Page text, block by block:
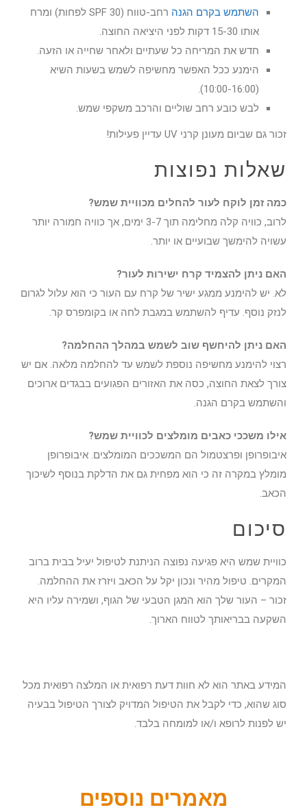
השתמש בקרם הגנה
רחב-טווח (SPF 30 לפחות) ומרח
אותו 15-30 דקות לפני היציאה החוצה.
חדש את המריחה כל שעתיים ולאחר שחייה או הזעה.
הימנע ככל האפשר מחשיפה לשמש בשעות השיא
לבש כובע רחב שוליים והרכב משקפי שמש.
זכור גם שביום מעונן קרני UV עדיין פעילות!
שאלות נפוצות
כמה זמן לוקח לעור להחלים מכוויית שמש?
לרוב, כוויה קלה מחלימה תוך 3-7 ימים, אך כוויה חמורה יותר
עשויה להימשך שבועיים או יותר.
האם ניתן להצמיד קרח ישירות לעור?
לא. יש להימנע ממגע ישיר של קרח עם העור כי הוא עלול לגרום
לנזק נוסף. עדיף להשתמש במגבת לחה או בקומפרס קר.
האם ניתן להיחשף שוב לשמש במהלך ההחלמה?
רצוי להימנע מחשיפה נוספת לשמש עד להחלמה מלאה. אם יש
צורך לצאת החוצה, כסה את האזורים הפגועים בבגדים ארוכים
והשתמש בקרם הגנה.
אילו משככי כאבים מומלצים לכוויית שמש?
איבופרופן ופרצטמול הם המשככים המומלצים. איבופרופן
מומלץ במקרה זה כי הוא מפחית גם את הדלקת בנוסף לשיכוך
הכאב.
סיכום
כוויית שמש היא פגיעה נפוצה הניתנת לטיפול יעיל בבית ברוב
המקרים. טיפול מהיר ונכון יקל על הכאב ויזרז את ההחלמה.
זכור – העור שלך הוא המגן הטבעי של הגוף, ושמירה עליו היא
השקעה בבריאותך לטווח הארוך.
המידע באתר הוא לא חוות דעת רפואית או המלצה רפואית מכל
סוג שהוא, כדי לקבל את הטיפול המדויק לצורך הטיפול בבעיה
יש לפנות לרופא ו/או למומחה בלבד.
מאמרים נוספים